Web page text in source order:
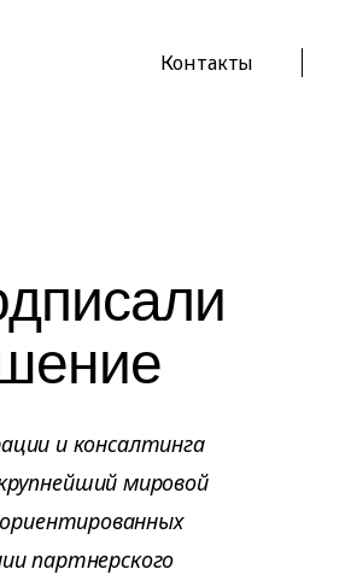
Контакты
и консалтинга
мировой
партнерского